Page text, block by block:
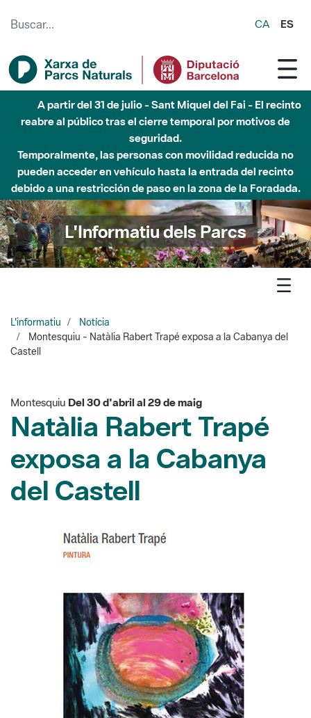
CA ES
6 de agosto - Parque Fluvial Besós - Activación de la
Fase de Alerta del Parque Fluvial del Besòs por lluvias
intensas.
Cerrados los accesos al Parque.
L'Informatiu dels Parcs
Castell
Natàlia Rabert Trapé
exposa a la Cabanya
del Castell